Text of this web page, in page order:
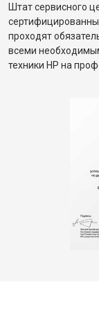
Штат сервисного
проходят
всеми
техники HP на